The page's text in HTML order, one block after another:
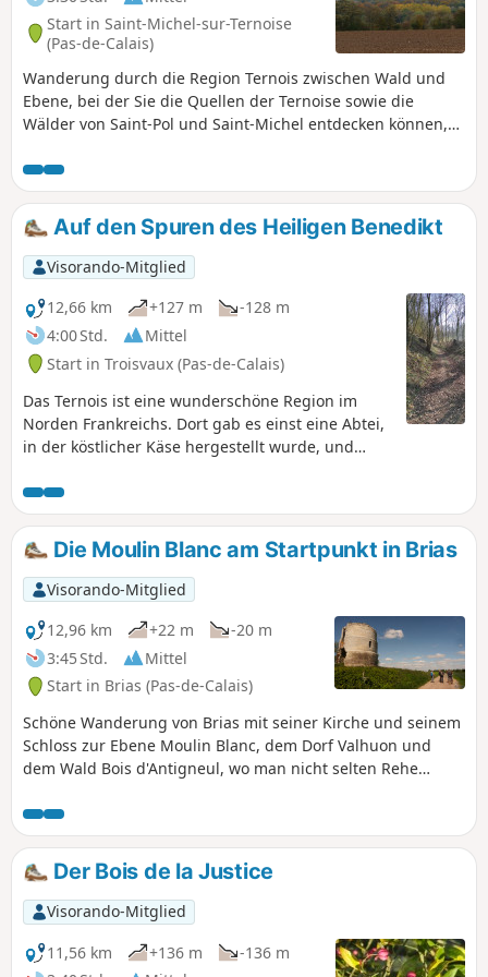
Start in Saint-Michel-sur-Ternoise
(Pas-de-Calais)
Wanderung durch die Region Ternois zwischen Wald und
Ebene, bei der Sie die Quellen der Ternoise sowie die
Wälder von Saint-Pol und Saint-Michel entdecken können,
können. Vorsicht beim Durchqueren der Wälder während
der Jagdsaison.
Auf den Spuren des Heiligen Benedikt
Visorando-Mitglied
12,66 km
+127 m
-128 m
4:00 Std.
Mittel
Start in Troisvaux (Pas-de-Calais)
Das Ternois ist eine wunderschöne Region im
Norden Frankreichs. Dort gab es einst eine Abtei,
in der köstlicher Käse hergestellt wurde, und
Produkten.
Die Moulin Blanc am Startpunkt in Brias
Visorando-Mitglied
12,96 km
+22 m
-20 m
3:45 Std.
Mittel
Start in Brias (Pas-de-Calais)
Schöne Wanderung von Brias mit seiner Kirche und seinem
Schloss zur Ebene Moulin Blanc, dem Dorf Valhuon und
dem Wald Bois d'Antigneul, wo man nicht selten Rehe
leicht zu folgen und ohne Schwierigkeiten zu bewältigen.
Der Bois de la Justice
Visorando-Mitglied
11,56 km
+136 m
-136 m